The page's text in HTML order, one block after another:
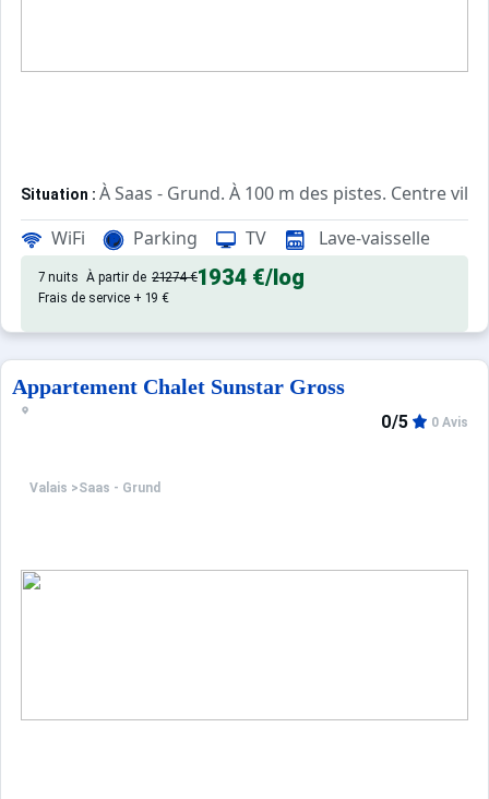
Situation : À Saas - Grund. À 100 m des pistes. Centre
Appartement de particulier : de qualité, de 106 m² avec
WiFi Parking TV Lave-vaisselle
7 nuits À partir de 21274 €1934 €/log
Frais de service + 19 €
Appartement Chalet Sunstar Gross
Valais >Saas - Grund
0/5 0 Avis